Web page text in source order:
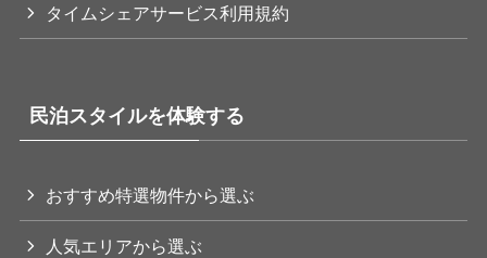
タイムシェアサービス利用規約
民泊スタイルを体験する
おすすめ特選物件から選ぶ
人気エリアから選ぶ